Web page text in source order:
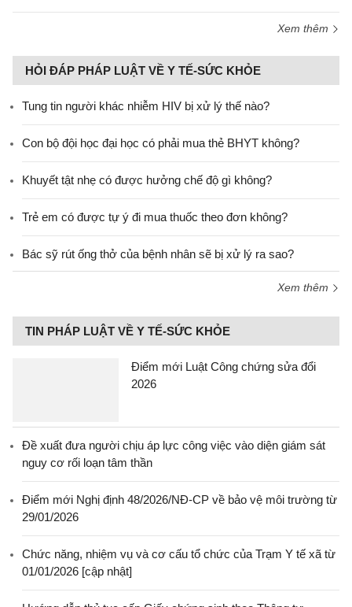
Xem thêm
HỎI ĐÁP PHÁP LUẬT VỀ Y TẾ-SỨC KHỎE
Tung tin người khác nhiễm HIV bị xử lý thế nào?
Con bộ đội học đại học có phải mua thẻ BHYT không?
Khuyết tật nhẹ có được hưởng chế độ gì không?
Trẻ em có được tự ý đi mua thuốc theo đơn không?
Bác sỹ rút ống thở của bệnh nhân sẽ bị xử lý ra sao?
Xem thêm
TIN PHÁP LUẬT VỀ Y TẾ-SỨC KHỎE
Điểm mới Luật Công chứng sửa đổi
2026
Đề xuất đưa người chịu áp lực công việc vào diện giám sát
nguy cơ rối loạn tâm thần
Điểm mới Nghị định 48/2026/NĐ-CP về bảo vệ môi trường từ
29/01/2026
Chức năng, nhiệm vụ và cơ cấu tổ chức của Trạm Y tế xã từ
01/01/2026 [cập nhật]